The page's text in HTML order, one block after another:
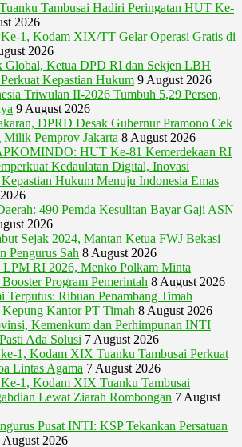
Tambusai Hadiri Peringatan HUT Ke-
2026
1, Kodam XIX/TT Gelar Operasi Gratis di
2026
Global, Ketua DPD RI dan Sekjen LBH
Kepastian Hukum 9 August 2026
Triwulan II-2026 Tumbuh 5,29 Persen,
9 August 2026
DPRD Desak Gubernur Pramono Cek
Milik Pemprov Jakarta 8 August 2026
HUT Ke-81 Kemerdekaan RI
Kedaulatan Digital, Inovasi
Hukum Menuju Indonesia Emas
490 Pemda Kesulitan Bayar Gaji ASN
2026
Sejak 2024, Mantan Ketua FWJ Bekasi
Pengurus Sah 8 August 2026
LPM RI 2026, Menko Polkam Minta
Program Pemerintah 8 August 2026
Terputus: Ribuan Penambang Timah
Kantor PT Timah 8 August 2026
Kemenkum dan Perhimpunan INTI
Ada Solusi 7 August 2026
1, Kodam XIX Tuanku Tambusai Perkuat
Lintas Agama 7 August 2026
1, Kodam XIX Tuanku Tambusai
Lewat Ziarah Rombongan 7 August
Pusat INTI: KSP Tekankan Persatuan
August 2026